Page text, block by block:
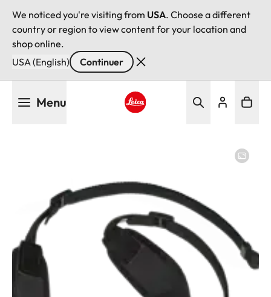
We noticed you're visiting from USA. Choose a different
country or region to view content for your location and
shop online.
USA (English)
Continuer
Menu